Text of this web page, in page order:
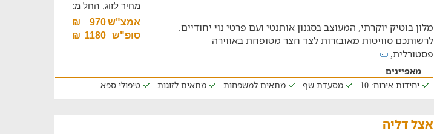
מלון בוטיק יוקרתי, המעוצב בסגנון אותנטי ועם פרטי נוי יחודיים.
לרשותכם סוויטות מאובזרות לצד חצר מטופחת באווירה
פסטורלית,
מחיר לזוג, החל מ:
אמצ"ש970
₪
סופ"ש
1180
₪
מאפיינים
יחידות אירוח: 10
מסעדת שף מתאים למשפחות מתאים לזוגות טיפולי ספא
אצל דליה